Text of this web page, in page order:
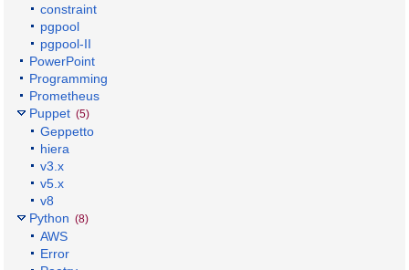
constraint
pgpool
pgpool-II
PowerPoint
Programming
Prometheus
Puppet (5)
Geppetto
hiera
v3.x
v5.x
v8
Python (8)
AWS
Error